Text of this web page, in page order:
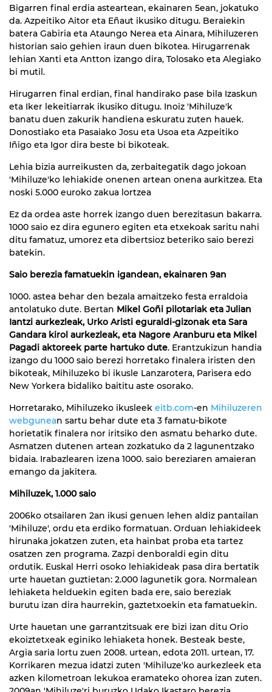
Bigarren final erdia asteartean, ekainaren 5ean, jokatuko
da. Azpeitiko Aitor eta Eñaut ikusiko ditugu. Beraiekin
batera Gabiria eta Ataungo Nerea eta Ainara, Mihiluzeren
historian saio gehien iraun duen bikotea. Hirugarrenak
lehian Xanti eta Antton izango dira, Tolosako eta Alegiako
bi mutil.
Hirugarren final erdian, final handirako pase bila Izaskun
eta Iker lekeitiarrak ikusiko ditugu. Inoiz 'Mihiluze'k
banatu duen zakurik handiena eskuratu zuten hauek.
Donostiako eta Pasaiako Josu eta Usoa eta Azpeitiko
Iñigo eta Igor dira beste bi bikoteak.
Lehia bizia aurreikusten da, zerbaitegatik dago jokoan
'Mihiluze'ko lehiakide onenen artean onena aurkitzea. Eta
noski 5.000 euroko zakua lortzea
Ez da ordea aste horrek izango duen berezitasun bakarra.
1000 saio ez dira egunero egiten eta etxekoak saritu nahi
ditu famatuz, umorez eta dibertsioz beteriko saio berezi
batekin.
Saio berezia famatuekin igandean, ekainaren 9an
1000. astea behar den bezala amaitzeko festa erraldoia
antolatuko dute. Bertan Mikel Goñi pilotariak eta Julian
Iantzi aurkezleak, Urko Aristi eguraldi-gizonak eta Sara
Gandara kirol aurkezleak, eta Nagore Aranburu eta Mikel
Pagadi aktoreek parte hartuko dute. Erantzukizun handia
izango du 1000 saio berezi horretako finalera iristen den
bikoteak, Mihiluzeko bi ikusle Lanzarotera, Parisera edo
New Yorkera bidaliko baititu aste osorako.
Horretarako, Mihiluzeko ikusleek eitb.com-en Mihiluzeren
webgunean sartu behar dute eta 3 famatu-bikote
horietatik finalera nor iritsiko den asmatu beharko dute.
Asmatzen dutenen artean zozkatuko da 2 lagunentzako
bidaia. Irabazlearen izena 1000. saio bereziaren amaieran
emango da jakitera.
Mihiluzek, 1.000 saio
2006ko otsailaren 2an ikusi genuen lehen aldiz pantailan
'Mihiluze', ordu eta erdiko formatuan. Orduan lehiakideek
hirunaka jokatzen zuten, eta hainbat proba eta tartez
osatzen zen programa. Zazpi denboraldi egin ditu
ordutik. Euskal Herri osoko lehiakideak pasa dira bertatik
urte hauetan guztietan: 2.000 lagunetik gora. Normalean
lehiaketa helduekin egiten bada ere, saio bereziak
burutu izan dira haurrekin, gaztetxoekin eta famatuekin.
Urte hauetan une garrantzitsuak ere bizi izan ditu Orio
ekoiztetxeak eginiko lehiaketa honek. Besteak beste,
Argia saria lortu zuen 2008. urtean, edota 2011. urtean, 17.
Korrikaren mezua idatzi zuten 'Mihiluze'ko aurkezleek eta
azken kilometroan lekukoa eramateko ohorea izan zuten.